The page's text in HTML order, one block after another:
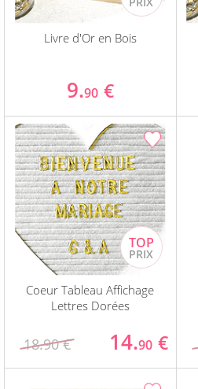
Livre d'Or en Bois
9.90 €
Coeur Tableau Affichage
Lettres Dorées
18.90 € 14.90 €